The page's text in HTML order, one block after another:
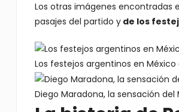
Los otras imágenes
pasajes del partido yde los
Los festejos argentinos en
Diego Maradona, la sensación del